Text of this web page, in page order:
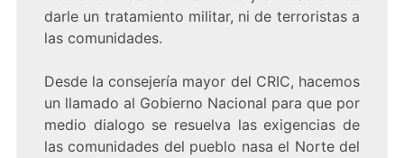
darle un tratamiento militar, ni de terroristas a
las comunidades.
Desde la consejería mayor del CRIC, hacemos
un llamado al Gobierno Nacional para que por
medio dialogo se resuelva las exigencias de
las comunidades del pueblo nasa el Norte del